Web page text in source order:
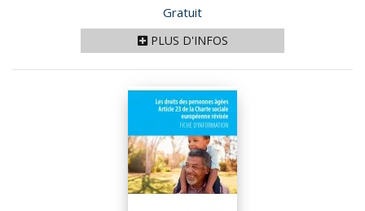
Prix
Gratuit
PLUS D'INFOS